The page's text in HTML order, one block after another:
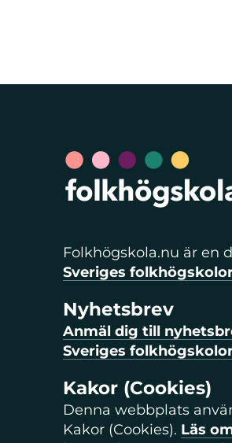
Folkhögskola.nu är en
Sveriges
Nyhetsbrev
Anmäl dig till
Sveriges
Kakor (Cookies)
Denna webbplats
Kakor (Cookies). Läs